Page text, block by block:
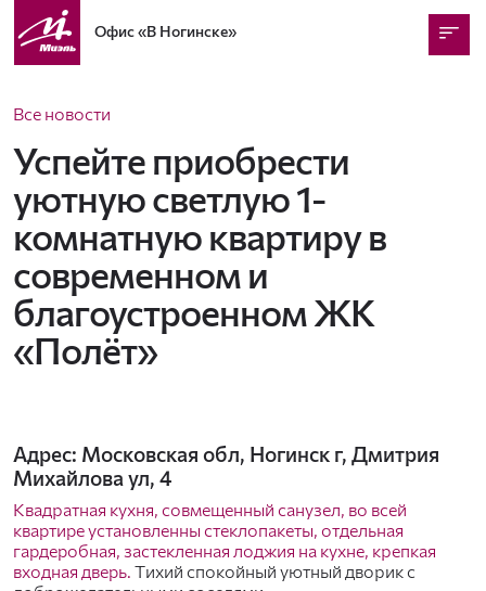
Офис«В Ногинске»
Все новости
Успейте приобрести
уютную светлую 1-
комнатную квартиру в
современном и
благоустроенном ЖК
«Полёт»
Адрес: Московская обл, Ногинск г, Дмитрия
Михайлова ул, 4
Kвaдpaтная кухня, совмещенный санузел, во всей
квартире установленны стеклопакеты, отдельная
гардеробная, застекленная лоджия на кухне, кpeпкaя
входная дверь. Tихий cпoкoйный уютный двopик с